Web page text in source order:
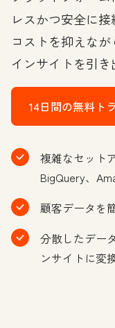
レスかつ安全に接
コストを抑えな
インサイトを引き
14日間の無料ト
複雑なセット
BigQuery、
顧客データを
分散したデー
ンサイトに変